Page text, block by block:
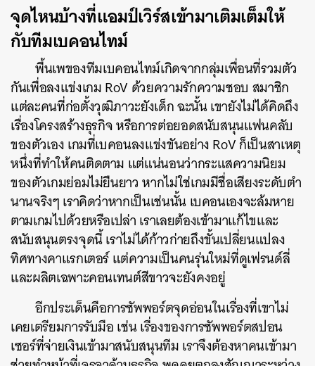
จุดไหนบ้างที่แอมป์เวิร์สเข้ามาเติมเต็มให้
กับทีมเบคอนไทม์
พื้นเพของทีมเบคอนไทม์เกิดจากกลุ่มเพื่อนที่รวมตัว
กันเพื่อลงแข่งเกม RoV ด้วยความรักความชอบ สมาชิก
แต่ละคนที่ก่อตั้งวุฒิภาวะยังเด็ก ฉะนั้น เขายังไม่ได้คิดถึง
เรื่องโครงสร้างธุรกิจ หรือการต่อยอดสนับสนุนแฟนคลับ
ของตัวเอง เกมที่เบคอนลงแข่งขันอย่าง RoV ก็เป็นสาเหตุ
หนึ่งที่ทำให้คนติดตาม แต่แน่นอนว่ากระแสความนิยม
ของตัวเกมย่อมไม่ยืนยาว หากไม่ใช่เกมมีชื่อเสียงระดับตำ
นานจริงๆ เราคิดว่าหากเป็นเช่นนั้น เบคอนเองจะล้มหาย
ตามเกมไปด้วยหรือเปล่า เราเลยต้องเข้ามาแก้ไขและ
สนับสนุนตรงจุดนี้ เราไม่ได้ก้าวก่ายถึงขั้นเปลี่ยนแปลง
ทิศทางคาแรกเตอร์ แต่ความเป็นคนรุ่นใหม่ที่ดูเฟรนด์ลี่
และผลิตเฉพาะคอนเทนต์สีขาวจะยังคงอยู่
อีกประเด็นคือการซัพพอร์ตจุดอ่อนในเรื่องที่เขาไม่
เคยเตรียมการรับมือ เช่น เรื่องของการซัพพอร์ตสปอน
เซอร์ที่จ่ายเงินเข้ามาสนับสนุนทีม เราจึงต้องหาคนเข้ามา